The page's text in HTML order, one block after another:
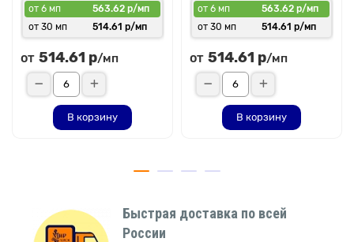
от 6 мп
563.62 р/мп
от 30 мп
514.61 р/мп
от 514.61 р/мп
В корзину
от 6 мп
563.62 р/мп
от 30 мп
514.61 р/мп
от 514.61 р/мп
В корзину
Быстрая доставка по всей
России